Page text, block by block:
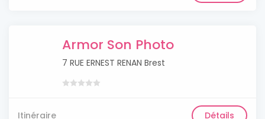
Armor Son Photo
7 RUE ERNEST RENAN Brest
Itinéraire Détails